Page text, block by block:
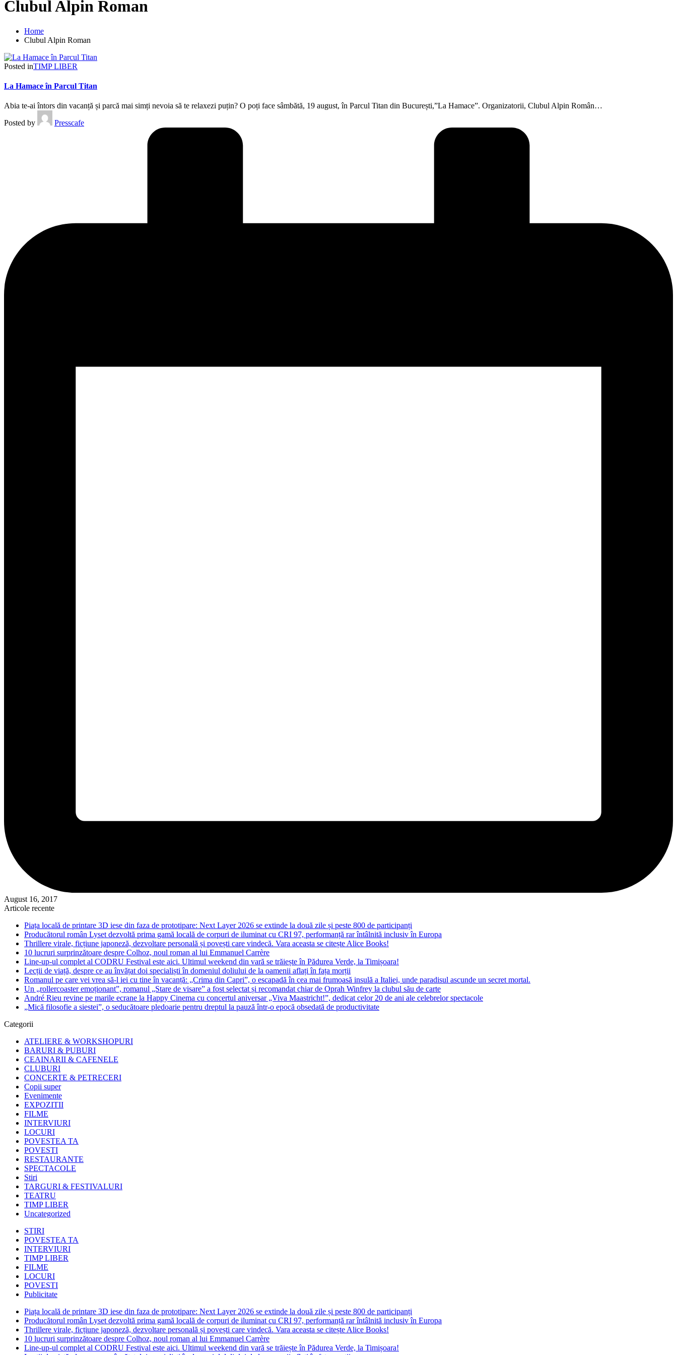
Clubul Alpin Roman
Home
Clubul Alpin Roman
Posted inTIMP LIBER
La Hamace în Parcul Titan
Abia te-ai întors din vacanță și parcă mai simți nevoia să te relaxezi puțin? O poți face sâmbătă, 19 august, în Parcul Titan din București,”La Hamace”. Organizatorii, Clubul Alpin Român…
Posted by
Presscafe
August 16, 2017
Articole recente
Piața locală de printare 3D iese din faza de prototipare: Next Layer 2026 se extinde la două zile și peste 800 de participanți
Producătorul român Lyset dezvoltă prima gamă locală de corpuri de iluminat cu CRI 97, performanță rar întâlnită inclusiv în Europa
Thrillere virale, ficțiune japoneză, dezvoltare personală și povești care vindecă. Vara aceasta se citește Alice Books!
10 lucruri surprinzătoare despre Colhoz, noul roman al lui Emmanuel Carrère
Line-up-ul complet al CODRU Festival este aici. Ultimul weekend din vară se trăiește în Pădurea Verde, la Timișoara!
Lecții de viață, despre ce au învățat doi specialiști în domeniul doliului de la oamenii aflați în fața morții
Romanul pe care vei vrea să-l iei cu tine în vacanță: „Crima din Capri”, o escapadă în cea mai frumoasă insulă a Italiei, unde paradisul ascunde un secret mortal.
Un „rollercoaster emoționant”, romanul „Stare de visare” a fost selectat și recomandat chiar de Oprah Winfrey la clubul său de carte
André Rieu revine pe marile ecrane la Happy Cinema cu concertul aniversar „Viva Maastricht!”, dedicat celor 20 de ani ale celebrelor spectacole
„Mică filosofie a siestei”, o seducătoare pledoarie pentru dreptul la pauză într-o epocă obsedată de productivitate
Categorii
ATELIERE & WORKSHOPURI
BARURI & PUBURI
CEAINARII & CAFENELE
CLUBURI
CONCERTE & PETRECERI
Copii super
Evenimente
EXPOZITII
FILME
INTERVIURI
LOCURI
POVESTEA TA
POVESTI
RESTAURANTE
SPECTACOLE
Stiri
TARGURI & FESTIVALURI
TEATRU
TIMP LIBER
Uncategorized
STIRI
POVESTEA TA
INTERVIURI
TIMP LIBER
FILME
LOCURI
POVESTI
Publicitate
Piața locală de printare 3D iese din faza de prototipare: Next Layer 2026 se extinde la două zile și peste 800 de participanți
Producătorul român Lyset dezvoltă prima gamă locală de corpuri de iluminat cu CRI 97, performanță rar întâlnită inclusiv în Europa
Thrillere virale, ficțiune japoneză, dezvoltare personală și povești care vindecă. Vara aceasta se citește Alice Books!
10 lucruri surprinzătoare despre Colhoz, noul roman al lui Emmanuel Carrère
Line-up-ul complet al CODRU Festival este aici. Ultimul weekend din vară se trăiește în Pădurea Verde, la Timișoara!